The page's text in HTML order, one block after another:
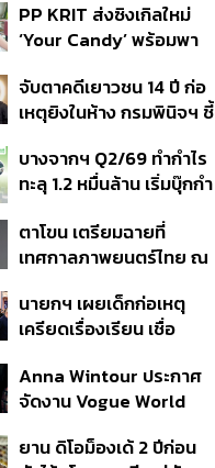
PP KRIT ส่งซิงเกิลใหม่
‘Your Candy’ พร้อมพา
สิกวิดีโอ
จับตาคดีเยาวชน 14 ปี ก่อ
เหตุยิงในห้าง กรมพินิจฯ ชี้
เนื่อง ประเมินปล่อยตัว
บางจากฯ Q2/69 ทำกำไร
ทะลุ 1.2 หมื่นล้าน เริ่มบุ๊กกำ
แรก หนุนรายได้ครึ่งปีทะลุ
3.2 แสนล้าน
ตาโขน เตรียมฉายที่
เทศกาลภาพยนตร์ไทย ณ
นายกฯ เผยเด็กก่อเหตุ
เครียดเรื่องเรียน เชื่อ
กระสุนอีกกว่า 30 นัด หาก
ไม่จบชีวิตตัวเองอาจสูญ
Anna Wintour ประกาศ
จัดงาน Vogue World
ยาน ดิโอม็องเด้ 2 ปีก่อน